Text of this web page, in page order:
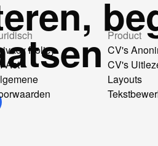
Policy
Act
Product
CV's
CV's
Layouts